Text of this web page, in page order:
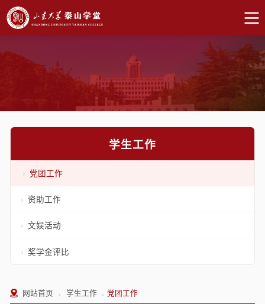
学生工作
党团工作
资助工作
文娱活动
奖学金评比
网站首页 › 学生工作 › 党团工作